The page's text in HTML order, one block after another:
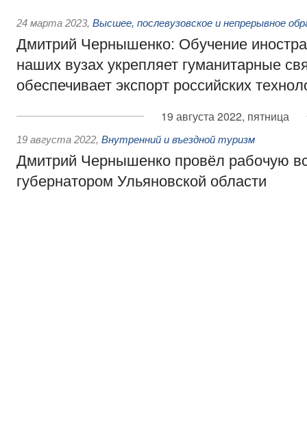
24 марта 2023, Высшее, послевузовское и непрерывное
Дмитрий Чернышенко: Обучение
наших вузах укрепляет гуманитарные
обеспечивает экспорт российских
19 августа 2022, пятница
19 августа 2022, Внутренний и въездной туризм
Дмитрий Чернышенко провёл рабочую
губернатором Ульяновской области